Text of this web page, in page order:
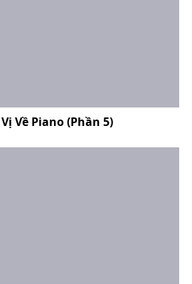
Về Piano (Phần 5)